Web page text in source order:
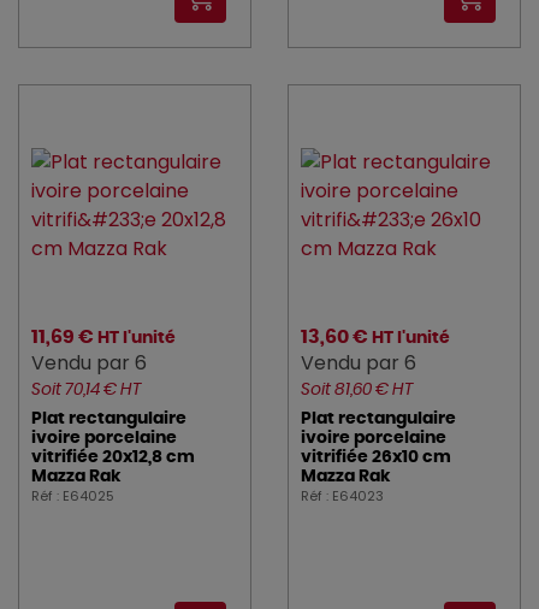
11,69 € HT l'unité
Vendu par 6
Soit 70,14 € HT
Plat rectangulaire
ivoire porcelaine
vitrifiée 20x12,8 cm
Mazza Rak
Réf : E64025
13,60 € HT l'unité
Vendu par 6
Soit 81,60 € HT
Plat rectangulaire
ivoire porcelaine
vitrifiée 26x10 cm
Mazza Rak
Réf : E64023